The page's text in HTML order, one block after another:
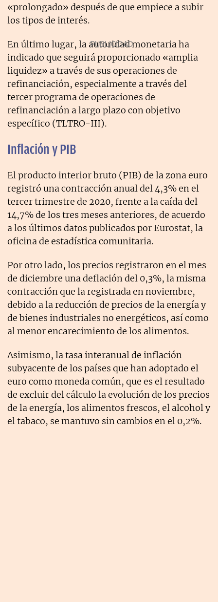
«prolongado» después de que empiece a subir
los tipos de interés.
En último lugar, la autoridad monetaria ha
indicado que seguirá proporcionado «amplia
liquidez» a través de sus operaciones de
refinanciación, especialmente a través del
tercer programa de operaciones de
refinanciación a largo plazo con objetivo
específico (TLTRO-III).
Inflación y PIB
El producto interior bruto (PIB) de la zona euro
registró una contracción anual del 4,3% en el
tercer trimestre de 2020, frente a la caída del
14,7% de los tres meses anteriores, de acuerdo
a los últimos datos publicados por Eurostat, la
oficina de estadística comunitaria.
Por otro lado, los precios registraron en el mes
de diciembre una deflación del 0,3%, la misma
contracción que la registrada en noviembre,
debido a la reducción de precios de la energía y
de bienes industriales no energéticos, así como
al menor encarecimiento de los alimentos.
Asimismo, la tasa interanual de inflación
subyacente de los países que han adoptado el
euro como moneda común, que es el resultado
de excluir del cálculo la evolución de los precios
de la energía, los alimentos frescos, el alcohol y
el tabaco, se mantuvo sin cambios en el 0,2%.